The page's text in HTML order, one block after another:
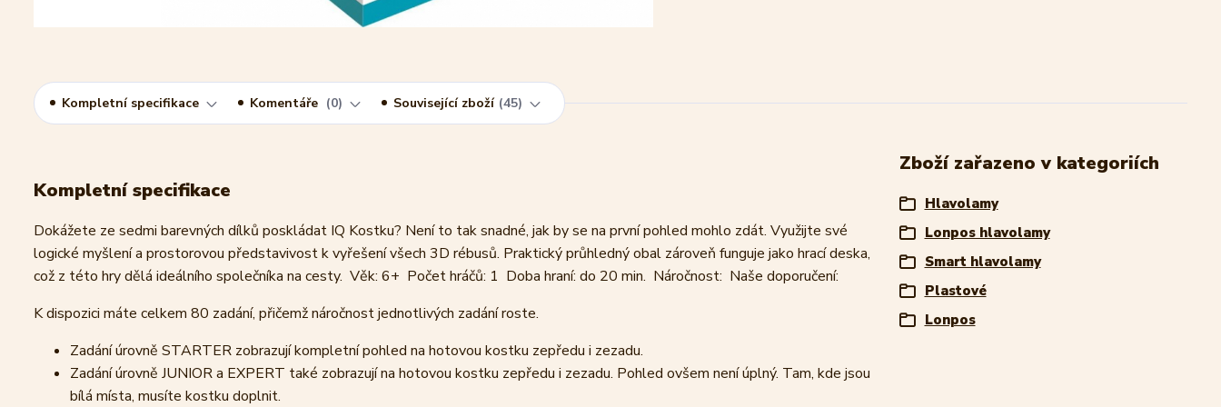
Kompletní specifikace Komentáře 0 Související zboží 45
Kompletní specifikace
Dokážete ze sedmi barevných dílků poskládat IQ Kostku? Není to tak snadné, jak by se na první pohled mohlo zdát. Využijte své
logické myšlení a prostorovou představivost k vyřešení všech 3D rébusů. Praktický průhledný obal zároveň funguje jako hrací deska,
což z této hry dělá ideálního společníka na cesty. Věk: 6+ Počet hráčů: 1 Doba hraní: do 20 min. Náročnost: Naše doporučení:
K dispozici máte celkem 80 zadání, přičemž náročnost jednotlivých zadání roste.
Zadání úrovně STARTER zobrazují kompletní pohled na hotovou kostku zepředu i zezadu.
Zadání úrovně JUNIOR a EXPERT také zobrazují na hotovou kostku zepředu i zezadu. Pohled ovšem není úplný. Tam, kde jsou
bílá místa, musíte kostku doplnit.
Zboží zařazeno v kategoriích
Hlavolamy
Lonpos hlavolamy
Smart hlavolamy
Plastové
Lonpos